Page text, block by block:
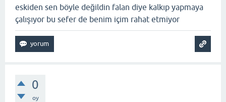
eskiden sen böyle değildin falan diye kalkıp yapmaya
çalışıyor bu sefer de benim içim rahat etmiyor
0
oy